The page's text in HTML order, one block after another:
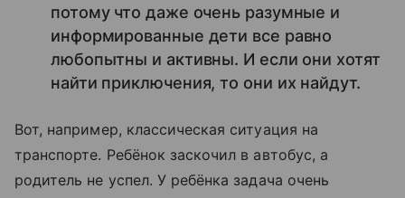
потому что даже очень разумные и
информированные дети все равно
любопытны и активны. И если они хотят
найти приключения, то они их найдут.
Вот, например, классическая ситуация на
транспорте. Ребёнок заскочил в автобус, а
родитель не успел. У ребёнка задача очень